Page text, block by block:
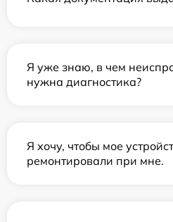
Я уже знаю, в чем
нужна диагностика?
Я хочу, чтобы мое
ремонтировали при мне.